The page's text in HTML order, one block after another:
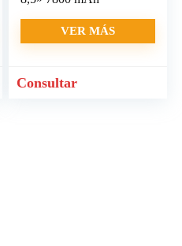
VER MÁS
Consultar